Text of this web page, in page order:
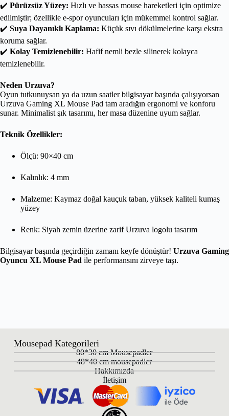
✔️ Pürüzsüz Yüzey: Hızlı ve hassas mouse hareketleri için optimize
edilmiştir; özellikle e-spor oyuncuları için mükemmel kontrol sağlar.
✔️ Suya Dayanıklı Kaplama: Küçük sıvı dökülmelerine karşı ekstra
koruma sağlar.
✔️ Kolay Temizlenebilir: Hafif nemli bezle silinerek kolayca
temizlenebilir.
Neden Urzuva?
Oyun tutkunuysan ya da uzun saatler bilgisayar başında çalışıyorsan
Urzuva Gaming XL Mouse Pad tam aradığın ergonomi ve konforu
sunar. Minimalist şık tasarımı, her masa düzenine uyum sağlar.
Teknik Özellikler:
Ölçü: 90×40 cm
Kalınlık: 4 mm
Malzeme: Kaymaz doğal kauçuk taban, yüksek kaliteli kumaş
yüzey
Renk: Siyah zemin üzerine zarif Urzuva logolu tasarım
Bilgisayar başında geçirdiğin zamanı keyfe dönüştür! Urzuva Gaming
Oyuncu XL Mouse Pad ile performansını zirveye taşı.
Mousepad Kategorileri
80*30 cm Mousepadler
48*40 cm mousepadler
Hakkımızda
İletişim